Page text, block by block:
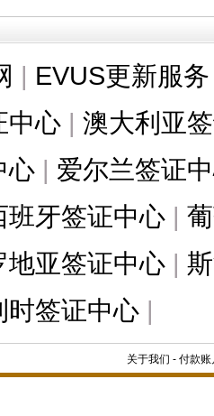
| EVUS更新服务
中心 | 澳大利亚
心 | 爱尔兰签证
班牙签证中心 |
地亚签证中心 |
时签证中心 |
关于我们 - 付款账